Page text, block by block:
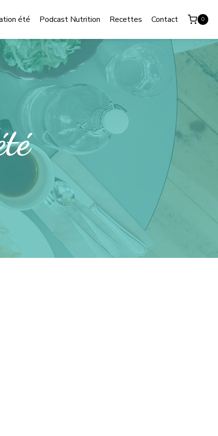
été Podcast Nutrition Recettes Contact 0